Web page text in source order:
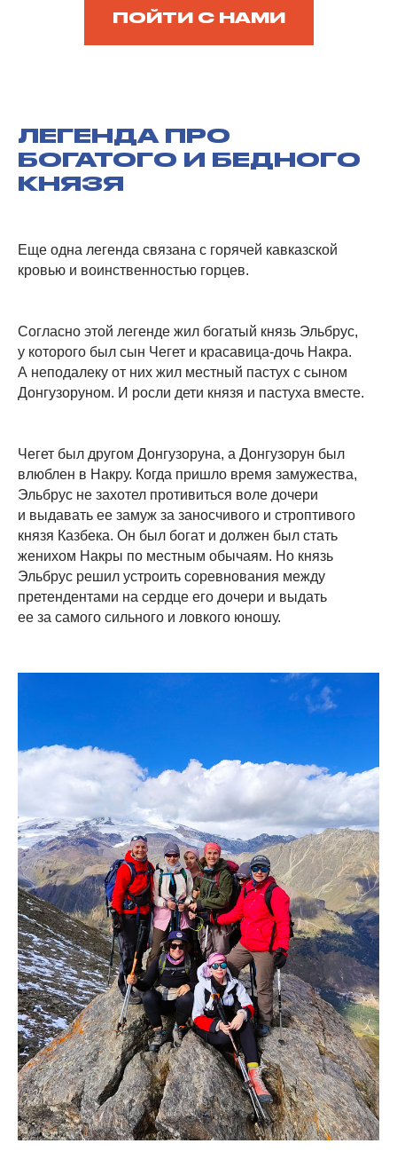
ПОЙТИ С НАМИ
ЛЕГЕНДА ПРО
БОГАТОГО И БЕДНОГО
КНЯЗЯ
Еще одна легенда связана с горячей кавказской
кровью и воинственностью горцев.
Согласно этой легенде жил богатый князь Эльбрус,
у которого был сын Чегет и красавица-дочь Накра.
А неподалеку от них жил местный пастух с сыном
Донгузоруном. И росли дети князя и пастуха вместе.
Чегет был другом Донгузоруна, а Донгузорун был
влюблен в Накру. Когда пришло время замужества,
Эльбрус не захотел противиться воле дочери
и выдавать ее замуж за заносчивого и строптивого
князя Казбека. Он был богат и должен был стать
женихом Накры по местным обычаям. Но князь
Эльбрус решил устроить соревнования между
претендентами на сердце его дочери и выдать
ее за самого сильного и ловкого юношу.